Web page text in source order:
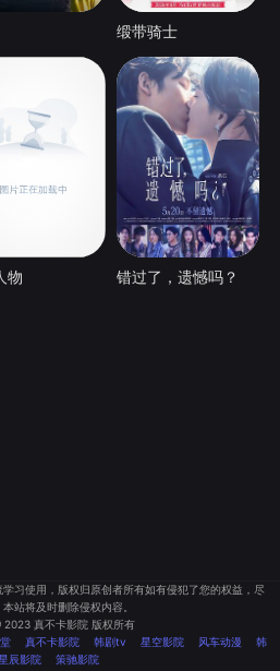
缎带骑士
物 错过了，遗憾吗？
习使用，版权归原创者所有如有侵犯了您的权益，尽
站将及时删除侵权内容。
真不卡影院 版权所有
真不卡影院 韩剧tv 星空影院 风车动漫
韩
辰影院 策驰影院